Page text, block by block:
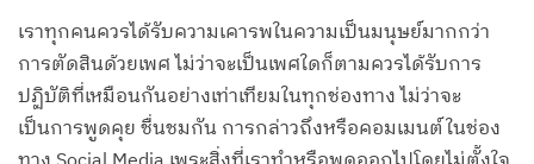
เราทุกคนควรได้รับความเคารพในความเป็นมนุษย์มากกว่า
การตัดสินด้วยเพศ ไม่ว่าจะเป็นเพศใดก็ตามควรได้รับการ
ปฏิบัติที่เหมือนกันอย่างเท่าเทียมในทุกช่องทาง ไม่ว่าจะ
เป็นการพูดคุย ชื่นชมกัน การกล่าวถึงหรือคอมเมนต์ในช่อง